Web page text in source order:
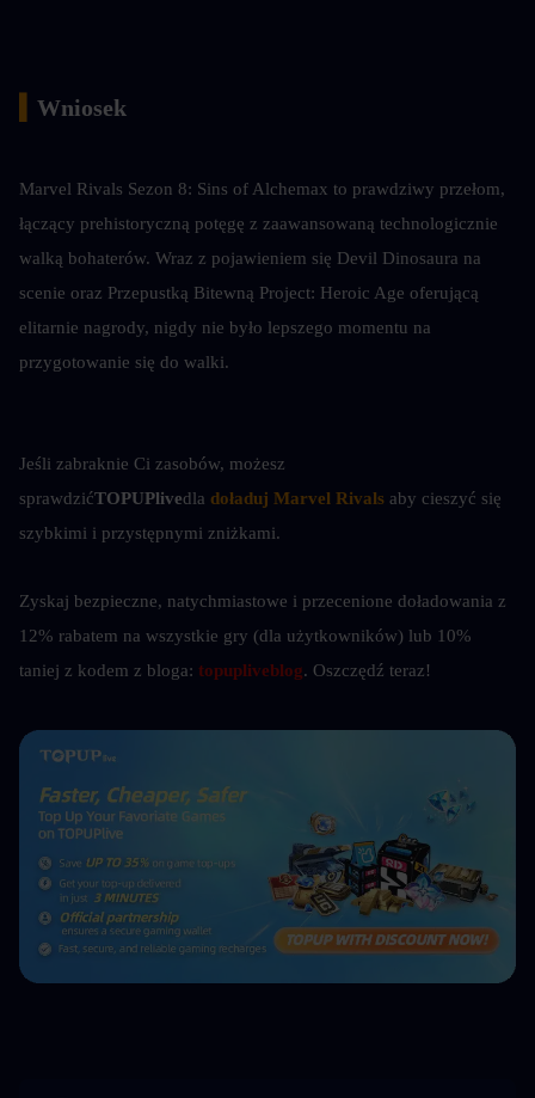
Wniosek
Marvel Rivals Sezon 8: Sins of Alchemax to prawdziwy przełom,
łączący prehistoryczną potęgę z zaawansowaną technologicznie
walką bohaterów. Wraz z pojawieniem się Devil Dinosaura na
scenie oraz Przepustką Bitewną Project: Heroic Age oferującą
elitarnie nagrody, nigdy nie było lepszego momentu na
przygotowanie się do walki.
Jeśli zabraknie Ci zasobów, możesz
sprawdzićTOPUPlivedla doładuj Marvel Rivals aby cieszyć się
szybkimi i przystępnymi zniżkami.
Zyskaj bezpieczne, natychmiastowe i przecenione doładowania z
12% rabatem na wszystkie gry (dla użytkowników) lub 10%
taniej z kodem z bloga: topupliveblog. Oszczędź teraz!